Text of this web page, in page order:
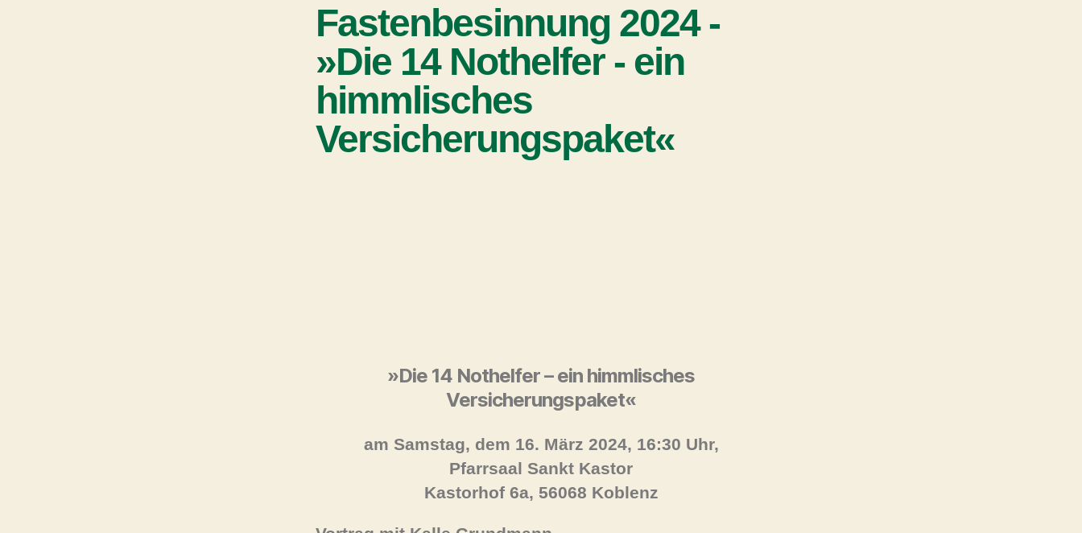
Fastenbesinnung 2024 -
»Die 14 Nothelfer - ein
himmlisches
Versicherungspaket«
»Die 14 Nothelfer – ein himmlisches
Versicherungspaket«
am Samstag, dem 16. März 2024, 16:30 Uhr,
Pfarrsaal Sankt Kastor
Kastorhof 6a, 56068 Koblenz